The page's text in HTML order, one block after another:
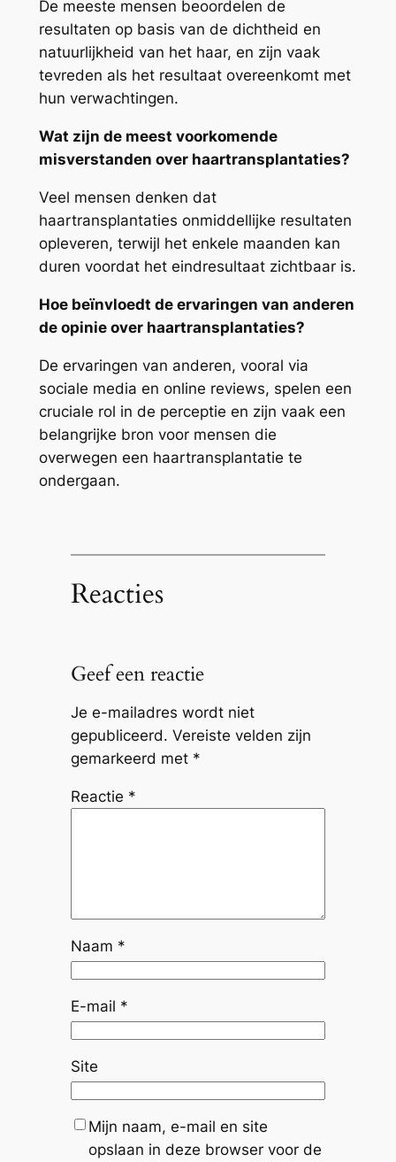
De meeste mensen beoordelen de
resultaten op basis van de dichtheid en
natuurlijkheid van het haar, en zijn vaak
tevreden als het resultaat overeenkomt met
hun verwachtingen.
Wat zijn de meest voorkomende
misverstanden over haartransplantaties?
Veel mensen denken dat
haartransplantaties onmiddellijke resultaten
opleveren, terwijl het enkele maanden kan
duren voordat het eindresultaat zichtbaar is.
Hoe beïnvloedt de ervaringen van anderen
de opinie over haartransplantaties?
De ervaringen van anderen, vooral via
sociale media en online reviews, spelen een
cruciale rol in de perceptie en zijn vaak een
belangrijke bron voor mensen die
overwegen een haartransplantatie te
ondergaan.
Reacties
Geef een reactie
Je e-mailadres wordt niet
gepubliceerd. Vereiste velden zijn
gemarkeerd met *
Reactie *
Naam *
E-mail *
Site
Mijn naam, e-mail en site
opslaan in deze browser voor de